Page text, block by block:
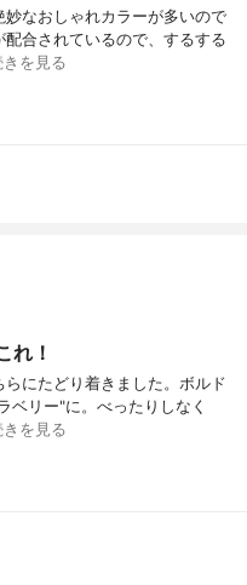
なおしゃれカラーが多いので
合されているので、するする
きを見る
れ！
にたどり着きました。ボルド
ベリー"に。べったりしなく
きを見る